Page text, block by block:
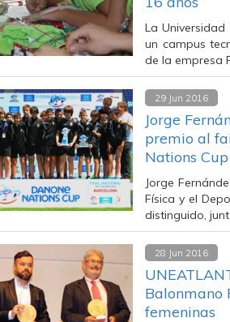
La
un campus
de la empresa
29 Jun 2016
Jorge
premio al
Nations Cup
Jorge
Física y el
distinguido,
28 Jun 2016
Balonmano
femeninas